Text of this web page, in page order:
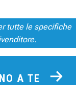
tutte le specifiche
A TE